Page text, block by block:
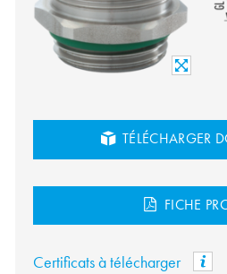
TÉLÉCHARGER
FICHE
Certificats à télécharger